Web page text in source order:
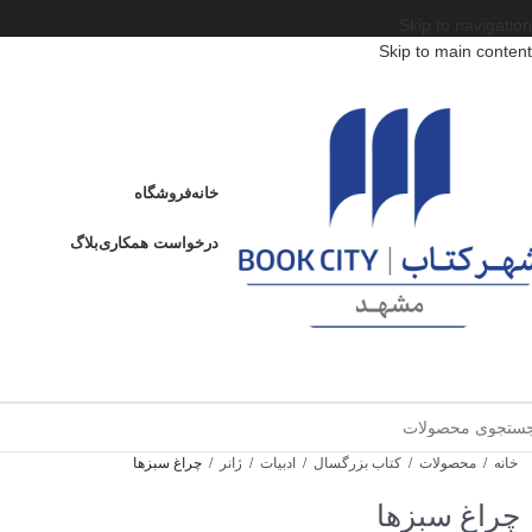
Skip to main content
خانهفروشگاه
درخواست همکاریبلاگ
خانه / محصولات / کتاب بزرگسال / ادبیات / ژانر / چراغ سبزها
چراغ سبزها